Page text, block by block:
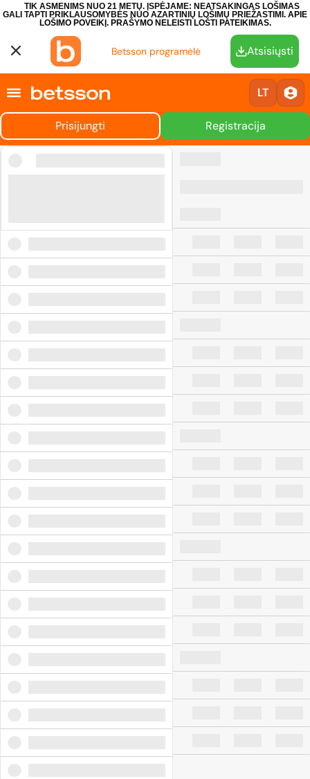
TIK ASMENIMS NUO 21 METŲ. ĮSPĖJAME: NEATSAKINGAS LOŠIMAS
GALI TAPTI PRIKLAUSOMYBĖS NUO AZARTINIŲ LOŠIMŲ PRIEŽASTIMI. APIE
LOŠIMO POVEIKĮ. PRAŠYMO NELEISTI LOŠTI PATEIKIMAS.
Betsson programėlė Atsisiųsti
LT
Prisijungti Registracija